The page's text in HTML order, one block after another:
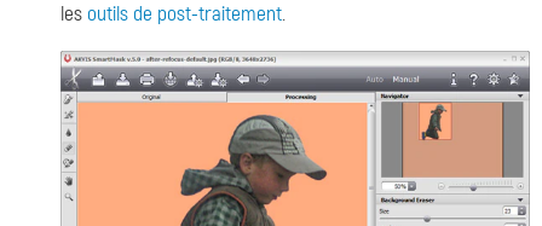
les outils de post-traitement.